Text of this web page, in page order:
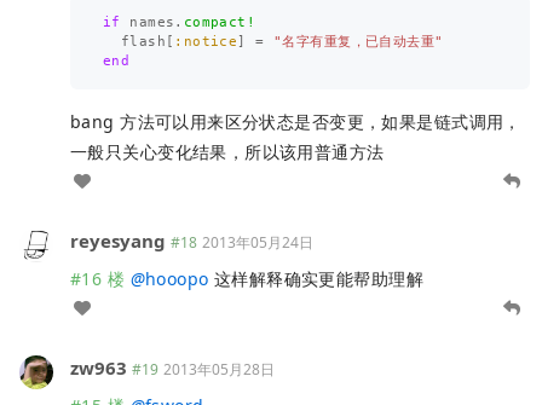
if names . compact!
flash
:notice =
"名字有重复，已自动去重"
end
bang 方法可以用来区分状态是否变更，如果是链式调用，
一般只关心变化结果，所以该用普通方法
reyesyang #18 2013年05月24日
#16 楼 @hooopo 这样解释确实更能帮助理解
zw963 #19 2013年05月28日